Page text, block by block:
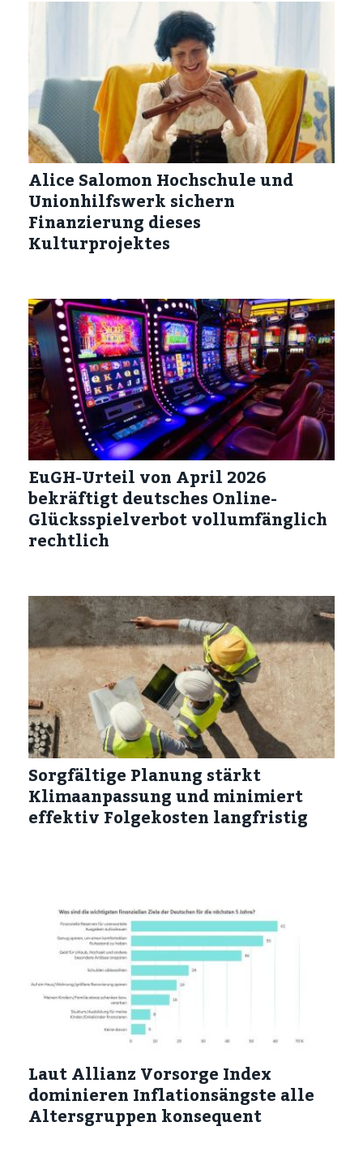
Alice Salomon Hochschule und
Unionhilfswerk sichern
Finanzierung dieses
Kulturprojektes
EuGH-Urteil von April 2026
bekräftigt deutsches Online-
Glücksspielverbot vollumfänglich
rechtlich
Sorgfältige Planung stärkt
Klimaanpassung und minimiert
effektiv Folgekosten langfristig
Laut Allianz Vorsorge Index
dominieren Inflationsängste alle
Altersgruppen konsequent